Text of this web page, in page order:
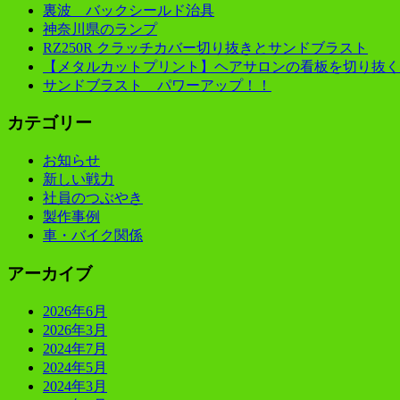
裏波 バックシールド治具
神奈川県のランプ
RZ250R クラッチカバー切り抜きとサンドブラスト
【メタルカットプリント】ヘアサロンの看板を切り抜
サンドブラスト パワーアップ！！
カテゴリー
お知らせ
新しい戦力
社員のつぶやき
製作事例
車・バイク関係
アーカイブ
2026年6月
2026年3月
2024年7月
2024年5月
2024年3月